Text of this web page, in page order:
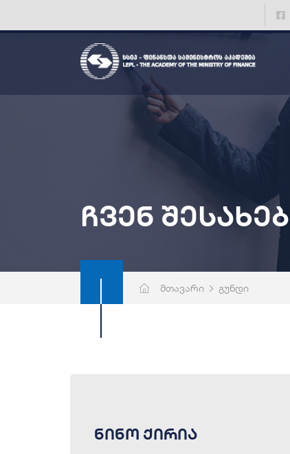
ჩვენ შესახებ
მთავარი გუნდი
ნინო ქირია